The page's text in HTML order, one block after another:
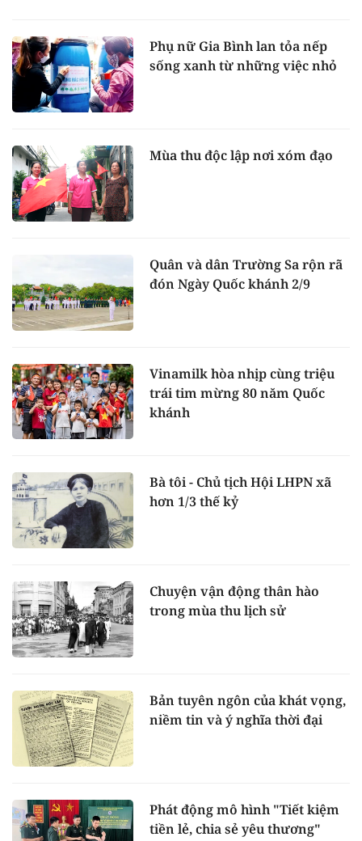
Phụ nữ Gia Bình lan tỏa nếp
sống xanh từ những việc nhỏ
Mùa thu độc lập nơi xóm đạo
Quân và dân Trường Sa rộn rã
đón Ngày Quốc khánh 2/9
Vinamilk hòa nhịp cùng triệu
trái tim mừng 80 năm Quốc
khánh
Bà tôi - Chủ tịch Hội LHPN xã
hơn 1/3 thế kỷ
Chuyện vận động thân hào
trong mùa thu lịch sử
Bản tuyên ngôn của khát vọng,
niềm tin và ý nghĩa thời đại
Phát động mô hình "Tiết kiệm
tiền lẻ, chia sẻ yêu thương"